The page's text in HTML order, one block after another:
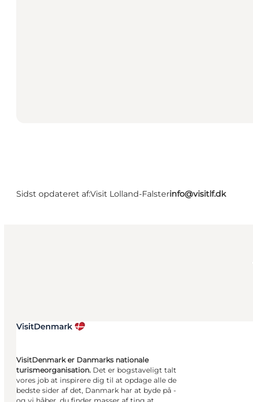
Sidst opdateret af:Visit Lolland-Falsterinfo@visitlf.dk
VisitDenmark er Danmarks nationale
turismeorganisation. Det er bogstaveligt talt
vores job at inspirere dig til at opdage alle de
bedste sider af det, Danmark har at byde på -